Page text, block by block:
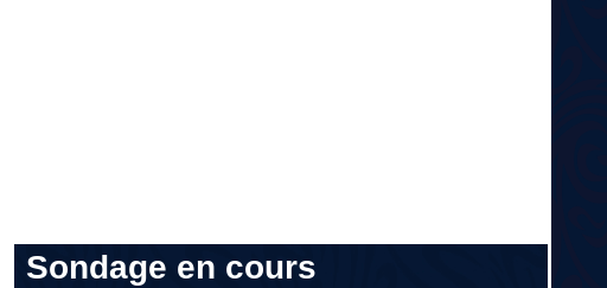
Sondage en cours